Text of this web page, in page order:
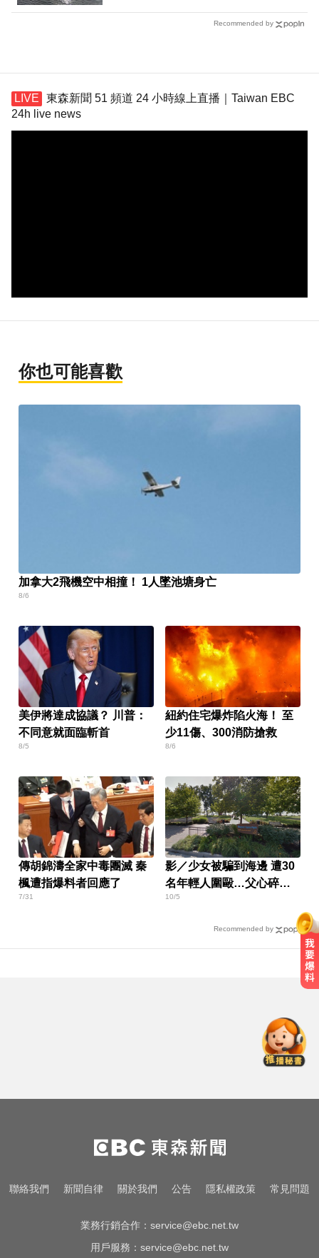
Recommended by
東森新聞 51 頻道 24 小時線上直播｜Taiwan EBC
24h live news
你也可能喜歡
加拿大2飛機空中相撞！ 1人墜池塘身亡
8/6
美伊將達成協議？ 川普：
不同意就面臨斬首
8/5
紐約住宅爆炸陷火海！ 至
少11傷、300消防搶救
8/6
傳胡錦濤全家中毒團滅 秦
楓遭指爆料者回應了
7/31
影／少女被騙到海邊 遭30
名年輕人圍毆…父心碎發
聲
10/5
Recommended by
時間一次看
緯創2度延後發放股利成首例 金管
會要求集保證交所了解
涉工程回扣驚爆貪瀆！高雄議員范
聯絡我們 新聞自律 關於我們 公告 隱私權政策 常見問題
業務行銷合作： service@ebc.net.tw
用戶服務： service@ebc.net.tw